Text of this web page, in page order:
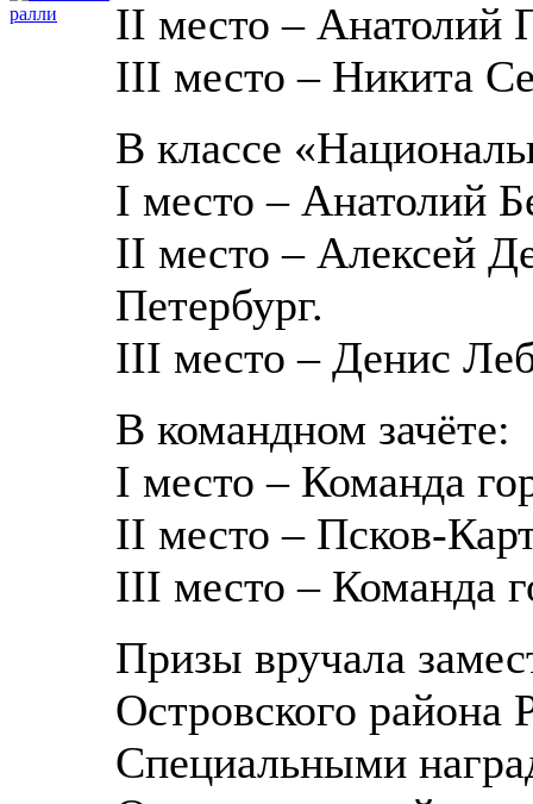
II место – Анатолий
III место – Никита
В классе
I место – Анатолий
II место – Алексей
Петербург.
III место – Денис
В командном зачёте:
I место – Команда
II место – Псков-
III место – Команда
Призы вручала
Островского района
Специальными